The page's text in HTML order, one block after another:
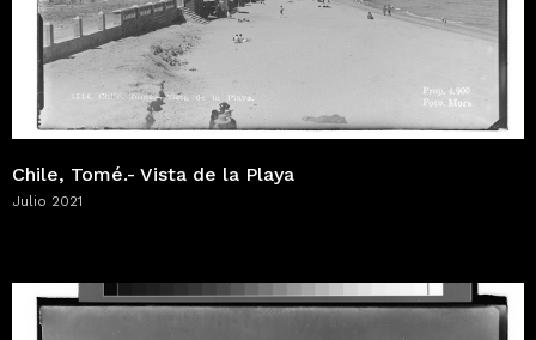
Chile, Tomé.- Vista de la Playa
Julio 2021